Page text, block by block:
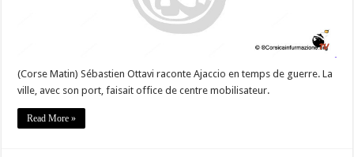
(Corse Matin) Sébastien Ottavi raconte Ajaccio en temps de guerre. La
ville, avec son port, faisait office de centre mobilisateur.
Read More »